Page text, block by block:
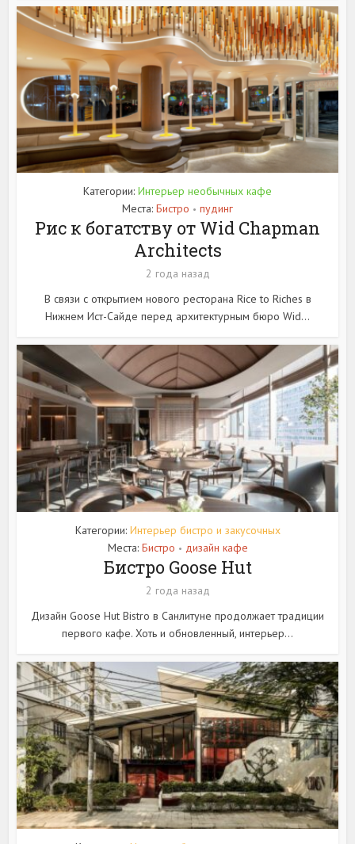
Категории: Интерьер необычных кафе
Места: Бистро • пудинг
Рис к богатству от Wid Chapman
Architects
2 года назад
В связи с открытием нового ресторана Rice to Riches в
Нижнем Ист-Сайде перед архитектурным бюро Wid...
Категории: Интерьер бистро и закусочных
Места: Бистро • дизайн кафе
Бистро Goose Hut
2 года назад
Дизайн Goose Hut Bistro в Санлитуне продолжает традиции
первого кафе. Хоть и обновленный, интерьер...